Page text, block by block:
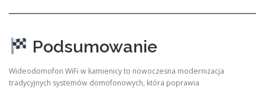
Podsumowanie
Wideodomofon WiFi w kamienicy to nowoczesna modernizacja
tradycyjnych systemów domofonowych, która poprawia